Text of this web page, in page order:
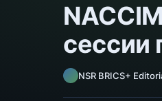
сессии
NSR BRICS+